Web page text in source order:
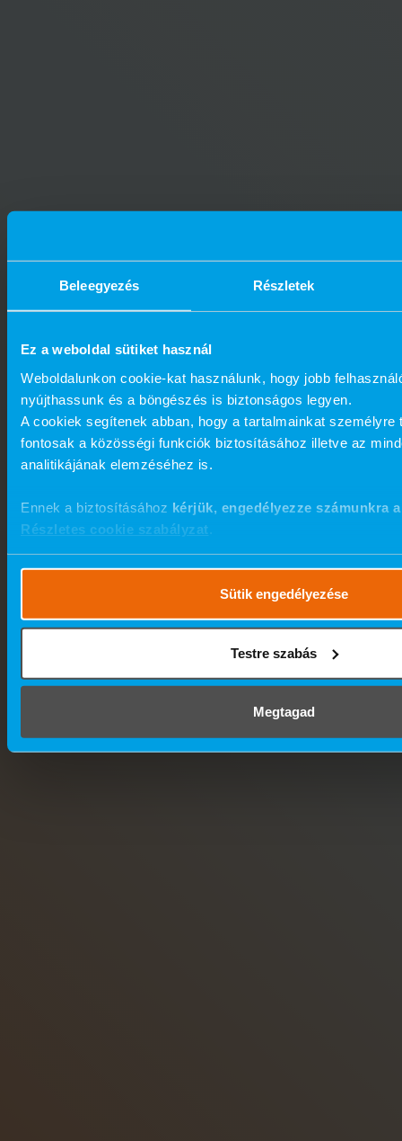
Beleegyezés Részletek
Ez a weboldal sütiket használ
Weboldalunkon cookie-kat használunk, hogy jobb
nyújthassunk és a böngészés is biztonságos legyen.
A cookiek segítenek abban, hogy a tartalmainkat személyre
fontosak a közösségi funkciók biztosításához illetve az
analitikájának elemzéséhez is.
Ennek a biztosításához kérjük, engedélyezze számunkra
Részletes cookie szabályzat
Sütik engedélyezése
Testre szabás
Megtagad